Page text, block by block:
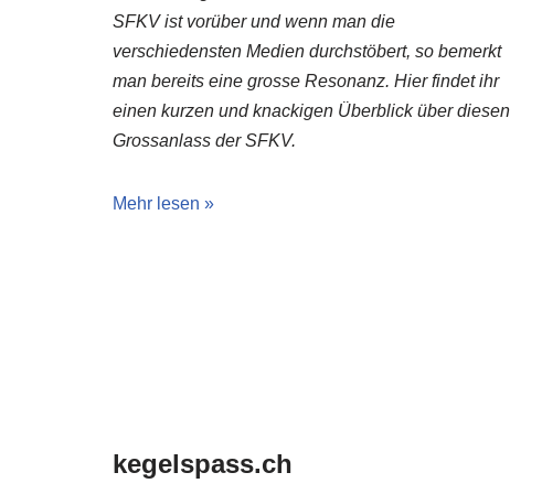
SFKV ist vorüber und wenn man die
verschiedensten Medien durchstöbert, so bemerkt
man bereits eine grosse Resonanz. Hier findet ihr
einen kurzen und knackigen Überblick über diesen
Grossanlass der SFKV.
Mehr lesen »
kegelspass.ch